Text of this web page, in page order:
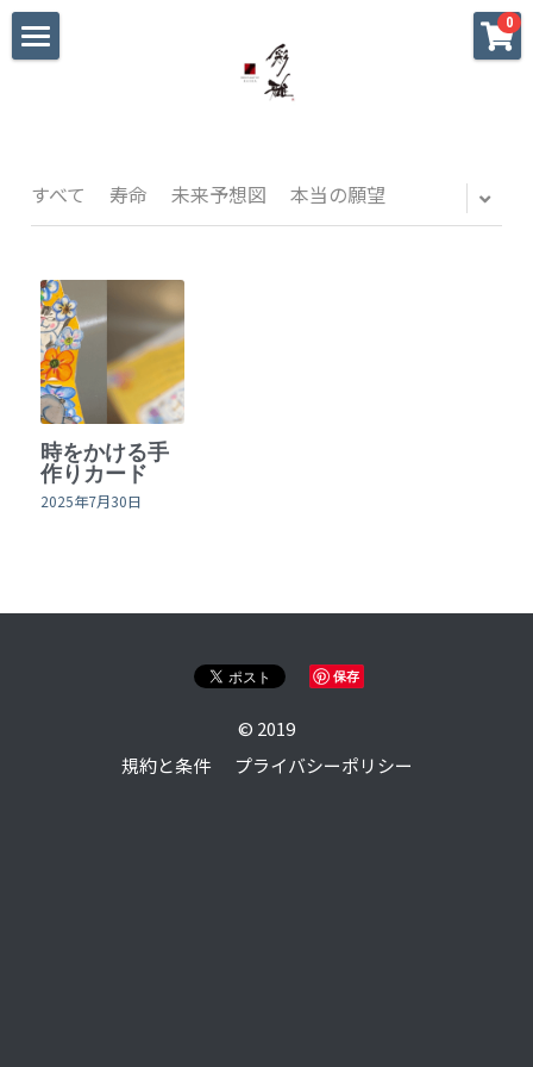
0
大切な方への贈り物
パーティ•おもてなし
私へのご褒美
迷った時のギャラリー
戦国武将家紋シリーズ
すべて 寿命 未来予想図 本当の願望
時をかける手
作りカード
2025年7月30日
保存
© 2019
規約と条件
プライバシーポリシー
×
ストアカテゴリー